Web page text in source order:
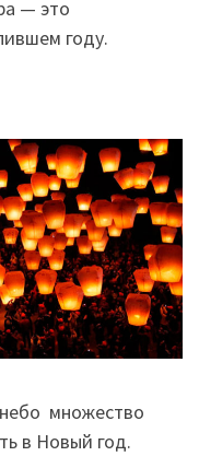
— это
году.
множество
в Новый год.